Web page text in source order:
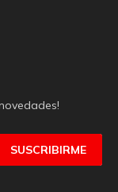
SUSCRIBIRME